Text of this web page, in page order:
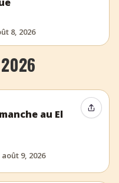
8, 2026
au El
9, 2026